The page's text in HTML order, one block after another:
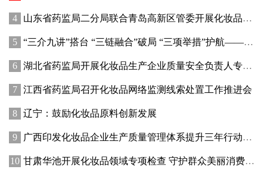
山东省药监局二分局联合青岛高新区管委开展化妆品新原料注册备案赋能专题交流活动
“三介九讲”搭台 “三链融合”破局 “三项举措”护航——青海高原特色化妆品原料产业迈出实质性步伐
湖北省药监局开展化妆品生产企业质量安全负责人专题培训暨现场观摩活动
江西省药监局召开化妆品网络监测线索处置工作推进会
辽宁：鼓励化妆品原料创新发展
广西印发化妆品企业生产质量管理体系提升三年行动方案
甘肃华池开展化妆品领域专项检查 守护群众美丽消费安全